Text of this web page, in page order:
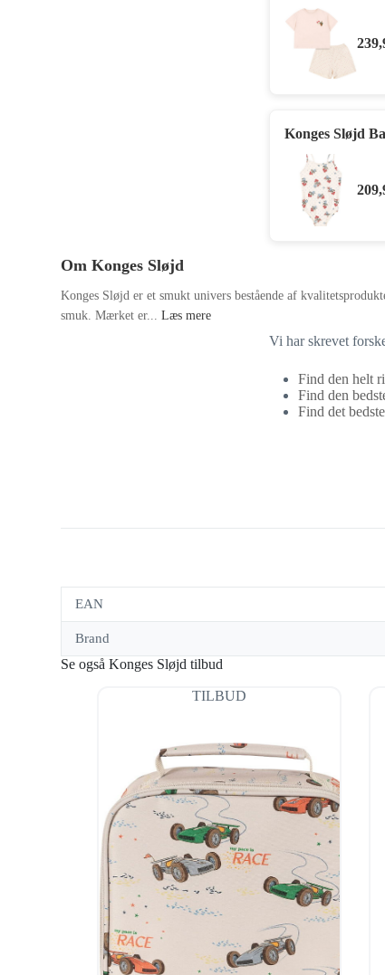
Konges Sløjd
Om Konges Sløjd
Konges Sløjd er et smukt univers bestående af
smuk. Mærket er...Læs mere
Vi har skrevet
Find den helt
Find den
Find det
EAN
Brand
Se også Konges Sløjd tilbud
TILBUD